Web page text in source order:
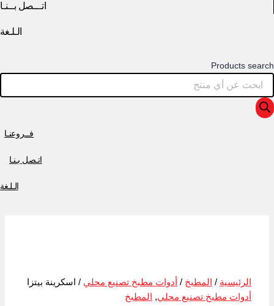
اتـــصل بــنـا
الـلـغة
Products search
فــروعنـا
اتـصل بـنـا
الـلـغة
الرئيسية / المطبخ / أدوات مطبخ تصنيع محلي / اسكرينة بيتزا
أدوات مطبخ تصنيع محلي, المطبخ